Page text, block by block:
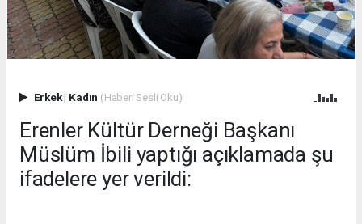
Erkek| Kadın (Haberi Sesli Oku)
Erenler Kültür Derneği Başkanı
Müslüm İbili yaptığı açıklamada şu
ifadelere yer verildi: